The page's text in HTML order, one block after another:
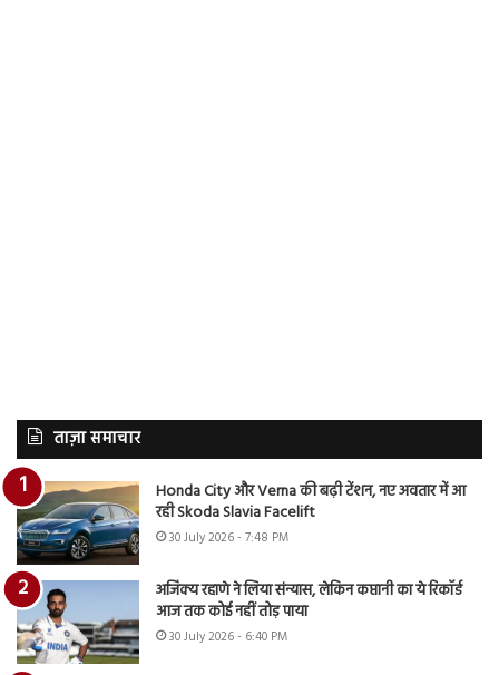
ताज़ा समाचार
Honda City और Verna की बढ़ी टेंशन, नए अवतार में आ
रही Skoda Slavia Facelift
30 July 2026 - 7:48 PM
अजिंक्य रहाणे ने लिया संन्यास, लेकिन कप्तानी का ये रिकॉर्ड
आज तक कोई नहीं तोड़ पाया
30 July 2026 - 6:40 PM